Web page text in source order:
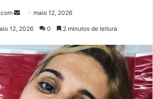
Mande
mail
maio 12, 2026
12, 2026 0 2 minutos de leitura